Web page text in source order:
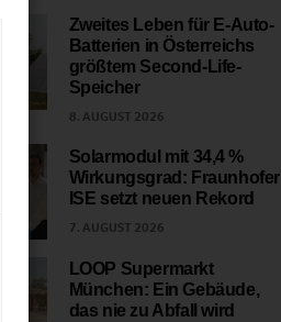
Zweites Leben für E-Auto-
Batterien in Österreichs
größtem Second-Life-
Speicher
8. AUGUST 2026
Solarmodul mit 34,4 %
Wirkungsgrad: Fraunhofer
ISE setzt neuen Rekord
7. AUGUST 2026
LOOP Supermarkt
München: Ein Gebäude,
das nie zu Abfall wird